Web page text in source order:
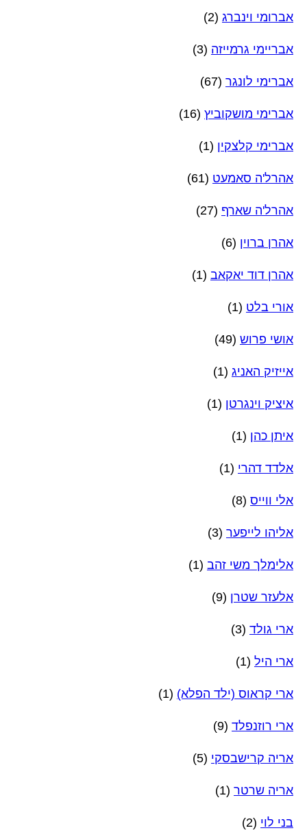
אברומי וינברג (2)
אבריימי גרמייזה (3)
אברימי לונגר (67)
אברימי מושקוביץ (16)
אברימי קלצקין (1)
אהרל'ה סאמעט (61)
אהרל'ה שארף (27)
אהרן ברוין (6)
אהרן דוד יאקאב (1)
אורי בלט (1)
אושי פרוש (49)
אייזיק האניג (1)
איציק וינגרטן (1)
איתן כהן (1)
אלדד דהרי (1)
אלי ווייס (8)
אליהו לייפער (3)
אלימלך משי זהב (1)
אלעזר שטרן (9)
ארי גולד (3)
ארי היל (1)
ארי קראוס (ילד הפלא) (1)
ארי רוזנפלד (9)
אריה קרישבסקי (5)
אריה שרטר (1)
בני לוי (2)